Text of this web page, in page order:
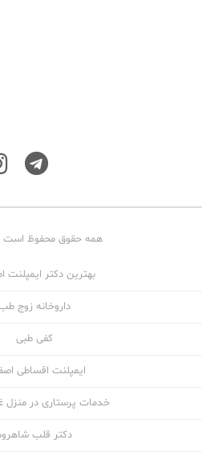
همه حقوق محفوظ است ©
بهترین دکتر ایمپلنت
داروخانه زوج
کفی طبی
ایمپلنت اقساطی
خدمات پرستاری در منزل
دکتر قلب